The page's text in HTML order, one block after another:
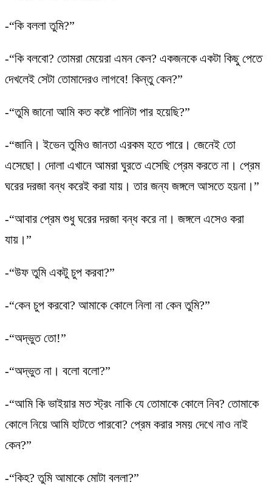
-“কি বললা তুমি?”
-“কি বলবো? তোমরা মেয়েরা এমন কেন? একজনকে একটা কিছু পেতে
দেখলেই সেটা তোমাদেরও লাগবে! কিন্তু কেন?”
-“তুমি জানো আমি কত কষ্টে পানিটা পার হয়েছি?”
-“জানি। ইভেন তুমিও জানতা এরকম হতে পারে। জেনেই তো
এসেছো। দোলা এখানে আমরা ঘুরতে এসেছি প্রেম করতে না। প্রেম
ঘরের দরজা বন্ধ করেই করা যায়। তার জন্য জঙ্গলে আসতে হয়না।”
-“আবার প্রেম শুধু ঘরের দরজা বন্ধ করে না। জঙ্গলে এসেও করা
যায়।”
-“উফ তুমি একটু চুপ করবা?”
-“কেন চুপ করবো? আমাকে কোলে নিলা না কেন তুমি?”
-“অদ্ভুত তো!”
-“অদ্ভুত না। বলো বলো?”
-“আমি কি ভাইয়ার মত স্ট্রং নাকি যে তোমাকে কোলে নিব? তোমাকে
কোলে নিয়ে আমি হাটতে পারবো? প্রেম করার সময় দেখে নাও নাই
কেন?”
-“কিহ? তুমি আমাকে মোটা বললা?”